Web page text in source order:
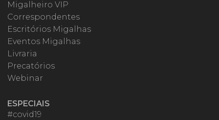
Migalheiro VIP
Correspondentes
Escritórios Migalhas
Eventos Migalhas
Livraria
Precatórios
Webinar
ESPECIAIS
#covid19